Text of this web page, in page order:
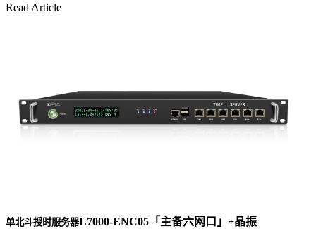
Read Article
单北斗授时服务器L7000-ENC05「主备六网口」+晶振